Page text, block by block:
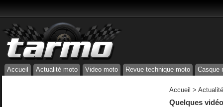
Accueil Actualité moto Video moto Revue technique moto Casque
Accueil >
Quelques